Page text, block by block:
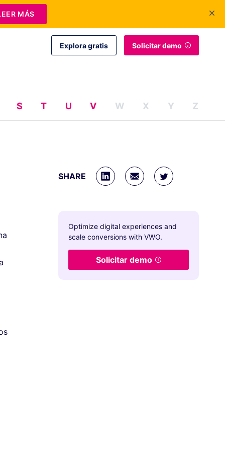
+1 415-349-3207
Explora gratis Solicitar demo
S T U V W X Y Z
SHARE
Optimize digital experiences and
scale conversions with VWO.
Solicitar demo
MÁS